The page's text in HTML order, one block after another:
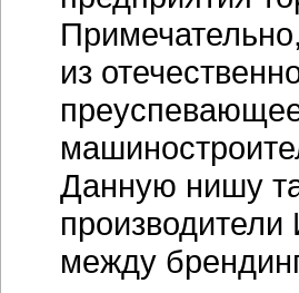
из
Данную нишу
между